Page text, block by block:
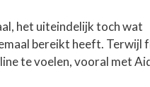
het uiteindelijk toch wat
bereikt heeft. Terwijl
te voelen, vooral met